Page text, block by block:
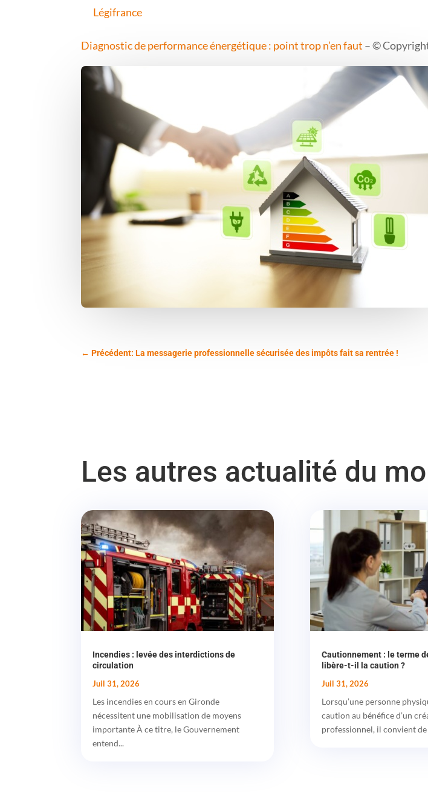
Légifrance
Diagnostic de performance énergétique : point trop n’en faut – ©
←Précédent: La messagerie professionnelle sécurisée des impôts fait sa rentrée !
Les autres actualité du
Incendies : levée des interdictions de
circulation
Juil 31, 2026
Les incendies en cours en Gironde
nécessitent une mobilisation de moyens
importante À ce titre, le Gouvernement
entend...
Cautionnement : le terme
libère-t-il la caution ?
Juil 31, 2026
Lorsqu’une personne
caution au bénéfice d’un
professionnel, il convient de